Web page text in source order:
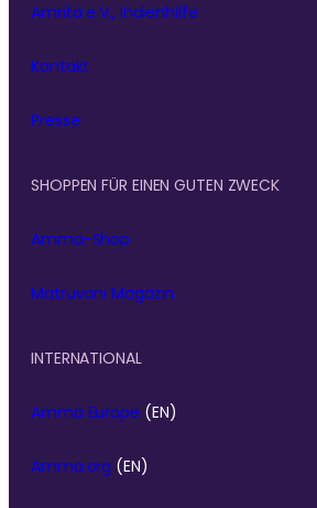
Amrita e.V., Indienhilfe
Kontakt
Presse
SHOPPEN FÜR EINEN GUTEN ZWECK
Amma-Shop
Matruvani Magazin
INTERNATIONAL
Amma Europe (EN)
Amma.org (EN)